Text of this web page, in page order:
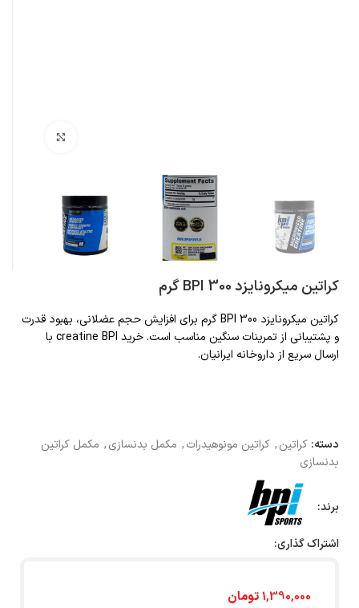
بزرگنمایی تصویر
کراتین میکرونایزد BPI 300 گرم
کراتین میکرونایزد BPI 300 گرم برای افزایش حجم عضلانی، بهبود قدرت
و پشتیبانی از تمرینات سنگین مناسب است. خرید creatine BPI با
ارسال سریع از داروخانه ایرانیان.
دسته: کراتین, کراتین مونوهیدرات, مکمل بدنسازی, مکمل کراتین
بدنسازی
برند:
اشتراک گذاری:
1,390,000تومان